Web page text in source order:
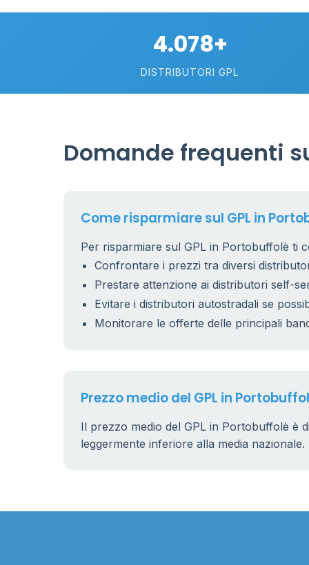
4.078+
DISTRIBUTORI GPL
Domande frequenti
Come risparmiare sul GPL in
Per risparmiare sul GPL in Portobuffolè ti
Confrontare i prezzi tra diversi
Prestare attenzione ai distributori self-
Evitare i distributori autostradali se
Monitorare le offerte delle principali
Prezzo medio del GPL in
Il prezzo medio del GPL in Portobuffolè è di
leggermente inferiore alla media nazionale.